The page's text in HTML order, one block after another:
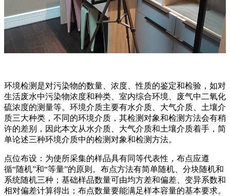
环境检测是对污染物的数量、浓度、性质的鉴定和检验，如对
生活废水中污染物浓度和种类、室内综合环境、废气中二氧化
硫浓度的测量等。环境介质主要有水介质、大气介质、土壤介
质三大种类，不同的环境介质，其检测对象和检测方法会有稍
许的差别，因此本文从水介质、大气介质和土壤介质着手，简
单论述三种环境介质中的检测对象和检测方法。
点位布设：为使所采集的样品具有同等代表性，布点应遵
循“随机”和“等量”的原则。布点方法有简单随机、分块随机和
系统随机三种；基础样品数量可由均方差和偏差、变异系数和
相对偏差计算得出；布点数量要能满足样本容量的基本要求。